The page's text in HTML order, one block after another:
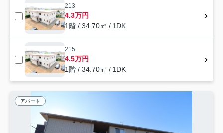
213
4.3万円
1階 / 34.70㎡ / 1DK
215
4.5万円
1階 / 34.70㎡ / 1DK
アパート